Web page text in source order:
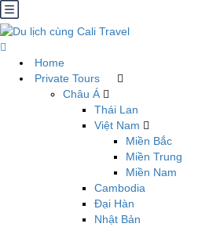
Home
Private Tours
Châu Á
Thái Lan
Việt Nam
Miền Bắc
Miền Trung
Miền Nam
Cambodia
Đại Hàn
Nhật Bản